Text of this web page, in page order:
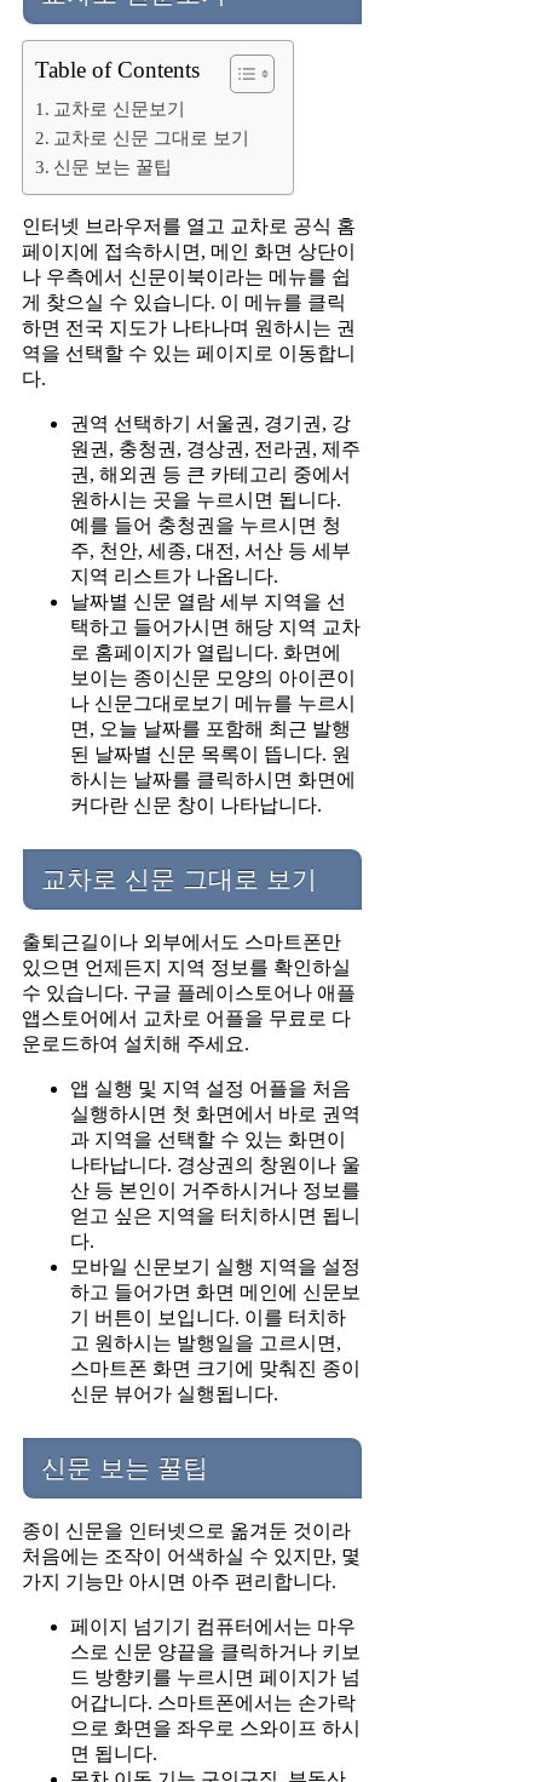
Table of Contents
교차로 신문보기
교차로 신문 그대로 보기
신문 보는 꿀팁
인터넷 브라우저를 열고 교차로 공식 홈
페이지에 접속하시면, 메인 화면 상단이
나 우측에서 신문이북이라는 메뉴를 쉽
게 찾으실 수 있습니다. 이 메뉴를 클릭
하면 전국 지도가 나타나며 원하시는 권
역을 선택할 수 있는 페이지로 이동합니
다.
권역 선택하기 서울권, 경기권, 강
원권, 충청권, 경상권, 전라권, 제주
권, 해외권 등 큰 카테고리 중에서
원하시는 곳을 누르시면 됩니다.
예를 들어 충청권을 누르시면 청
주, 천안, 세종, 대전, 서산 등 세부
지역 리스트가 나옵니다.
날짜별 신문 열람 세부 지역을 선
택하고 들어가시면 해당 지역 교차
로 홈페이지가 열립니다. 화면에
보이는 종이신문 모양의 아이콘이
나 신문그대로보기 메뉴를 누르시
면, 오늘 날짜를 포함해 최근 발행
된 날짜별 신문 목록이 뜹니다. 원
하시는 날짜를 클릭하시면 화면에
커다란 신문 창이 나타납니다.
교차로 신문 그대로 보기
출퇴근길이나 외부에서도 스마트폰만
있으면 언제든지 지역 정보를 확인하실
수 있습니다. 구글 플레이스토어나 애플
앱스토어에서 교차로 어플을 무료로 다
운로드하여 설치해 주세요.
앱 실행 및 지역 설정 어플을 처음
실행하시면 첫 화면에서 바로 권역
과 지역을 선택할 수 있는 화면이
나타납니다. 경상권의 창원이나 울
산 등 본인이 거주하시거나 정보를
얻고 싶은 지역을 터치하시면 됩니
다.
모바일 신문보기 실행 지역을 설정
하고 들어가면 화면 메인에 신문보
기 버튼이 보입니다. 이를 터치하
고 원하시는 발행일을 고르시면,
스마트폰 화면 크기에 맞춰진 종이
신문 뷰어가 실행됩니다.
신문 보는 꿀팁
종이 신문을 인터넷으로 옮겨둔 것이라
처음에는 조작이 어색하실 수 있지만, 몇
가지 기능만 아시면 아주 편리합니다.
페이지 넘기기 컴퓨터에서는 마우
스로 신문 양끝을 클릭하거나 키보
드 방향키를 누르시면 페이지가 넘
어갑니다. 스마트폰에서는 손가락
으로 화면을 좌우로 스와이프 하시
면 됩니다.